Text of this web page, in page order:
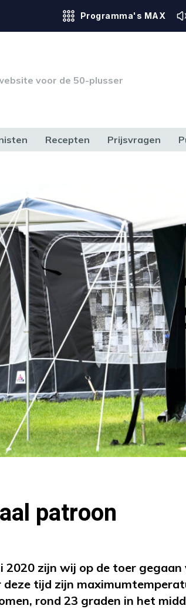
Programma's MAX
voor de 50-plusser
Recepten Prijsvragen
patroon
2020 zijn wij op de toer
tijd zijn
rond 23 graden in het